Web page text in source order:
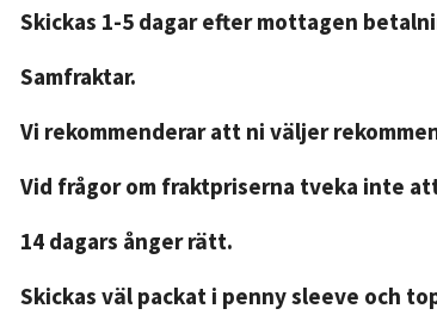
Skickas 1-5 dagar efter mottagen
Samfraktar.
Vi rekommenderar att ni väljer
Vid frågor om fraktpriserna tveka inte
14 dagars ånger rätt.
Skickas väl packat i penny sleeve och